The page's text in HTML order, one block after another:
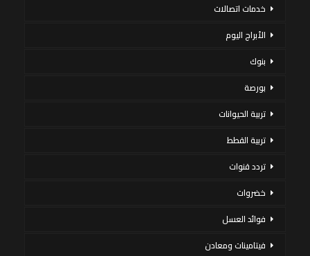
خدمات اتصالات
الأبراج اليوم
بنوك
بورصة
تربية الحيوانات
تربية القطط
تردد قنوات
خضروات
فوائد العسل
فيتامينات ومعادن